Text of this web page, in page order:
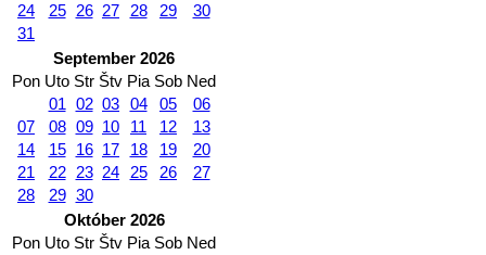
24
25 26 27 28 29
30
31
September 2026
Pon Uto Str Štv Pia Sob Ned
01 02 03 04 05
06
07
08 09 10 11 12
13
14
15 16 17 18 19
20
21
22 23 24 25 26
27
28
29 30
Október 2026
Pon Uto Str Štv Pia Sob Ned